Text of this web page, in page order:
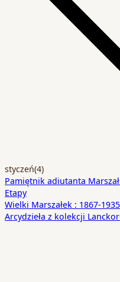
styczeń(4)
Pamiętnik adiutanta
Etapy
Wielki Marszałek : 1867-1935
Arcydzieła z kolekcji